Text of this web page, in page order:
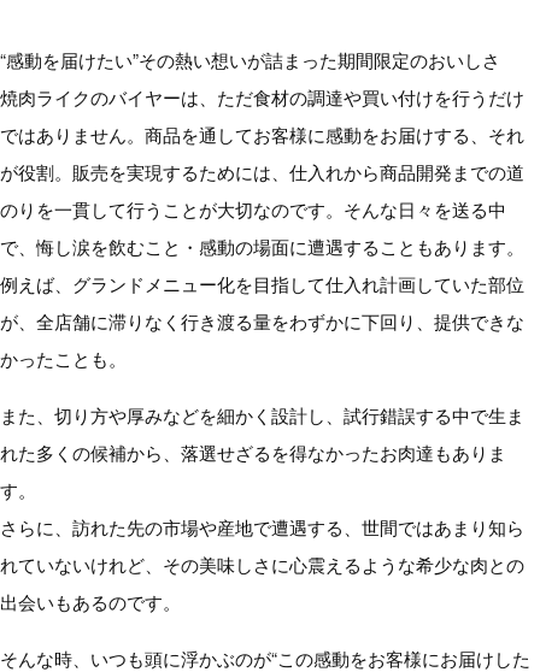
“感動を届けたい”その熱い想いが詰まった期間限定のおいしさ
焼肉ライクのバイヤーは、ただ食材の調達や買い付けを行うだけ
ではありません。商品を通してお客様に感動をお届けする、それ
が役割。販売を実現するためには、仕入れから商品開発までの道
のりを一貫して行うことが大切なのです。そんな日々を送る中
で、悔し涙を飲むこと・感動の場面に遭遇することもあります。
例えば、グランドメニュー化を目指して仕入れ計画していた部位
が、全店舗に滞りなく行き渡る量をわずかに下回り、提供できな
かったことも。
また、切り方や厚みなどを細かく設計し、試行錯誤する中で生ま
れた多くの候補から、落選せざるを得なかったお肉達もありま
す。
さらに、訪れた先の市場や産地で遭遇する、世間ではあまり知ら
れていないけれど、その美味しさに心震えるような希少な肉との
出会いもあるのです。
そんな時、いつも頭に浮かぶのが“この感動をお客様にお届けした